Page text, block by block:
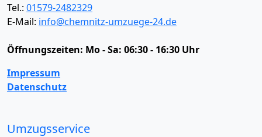
Tel.: 01579-2482329
E-Mail: info@chemnitz-umzuege-24.de
Öffnungszeiten: Mo - Sa: 06:30 - 16:30 Uhr
Impressum
Datenschutz
Umzugsservice